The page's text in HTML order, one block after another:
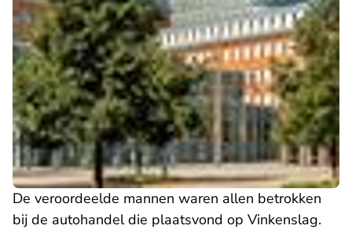
De veroordeelde mannen waren allen betrokken
bij de autohandel die plaatsvond op Vinkenslag.